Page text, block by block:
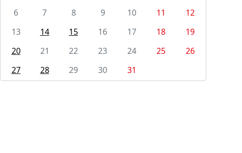
6
7 8 9 10 11
12
13
14 15 16 17 18
19
20
21 22 23 24 25
26
27
28 29 30 31